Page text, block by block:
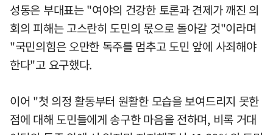
성동은 부대표는 "여야의 건강한 토론과 견제가 깨진 의
회의 피해는 고스란히 도민의 몫으로 돌아갈 것"이라며
"국민의힘은 오만한 독주를 멈추고 도민 앞에 사죄해야
한다"고 요구했다.
이어 "첫 의정 활동부터 원활한 모습을 보여드리지 못한
점에 대해 도민들에게 송구한 마음을 전하며, 비록 거대